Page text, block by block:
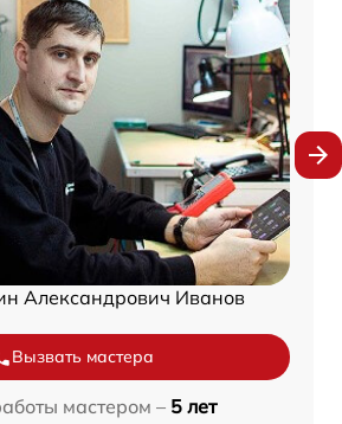
Александрович Иванов
Вызвать мастера
мастером – 5 лет